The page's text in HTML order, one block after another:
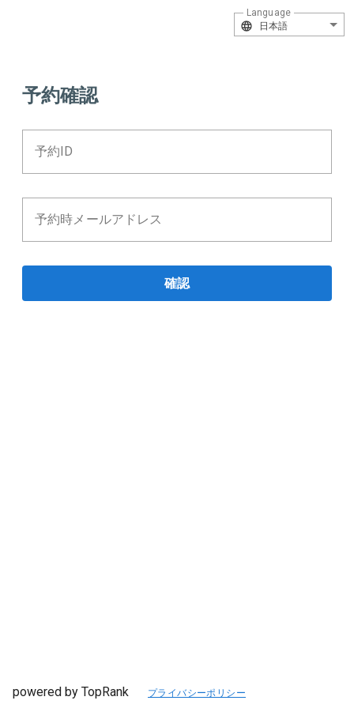
日本語
Language
予約確認
予約ID
予約時メールアドレス
確認
powered by TopRank プライバシーポリシー